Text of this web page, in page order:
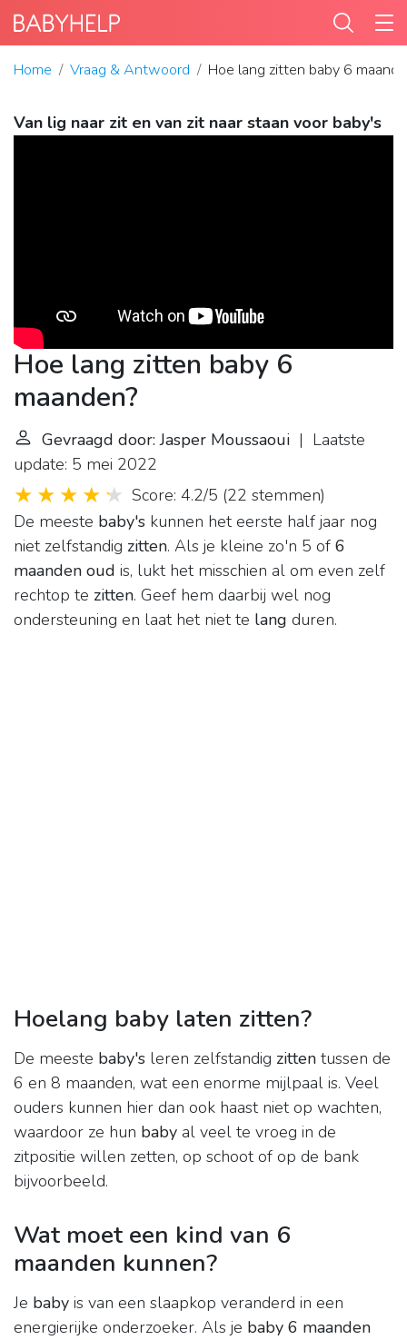
Home Vraag & Antwoord Hoe lang zitten baby 6
Van lig naar zit en van zit naar staan voor baby's
Hoe lang zitten baby 6
maanden?
Gevraagd door: Jasper Moussaoui | Laatste
update: 5 mei 2022
Score: 4.2/5 (22 stemmen)
De meeste baby's kunnen het eerste half jaar nog
niet zelfstandig zitten. Als je kleine zo'n 5 of 6
maanden oud is, lukt het misschien al om even zelf
rechtop te zitten. Geef hem daarbij wel nog
ondersteuning en laat het niet te lang duren.
Hoelang baby laten zitten?
De meeste baby's leren zelfstandig zitten tussen de
6 en 8 maanden, wat een enorme mijlpaal is. Veel
ouders kunnen hier dan ook haast niet op wachten,
waardoor ze hun baby al veel te vroeg in de
zitpositie willen zetten, op schoot of op de bank
bijvoorbeeld.
Wat moet een kind van 6
maanden kunnen?
Je baby is van een slaapkop veranderd in een
energierijke onderzoeker. Als je baby 6 maanden